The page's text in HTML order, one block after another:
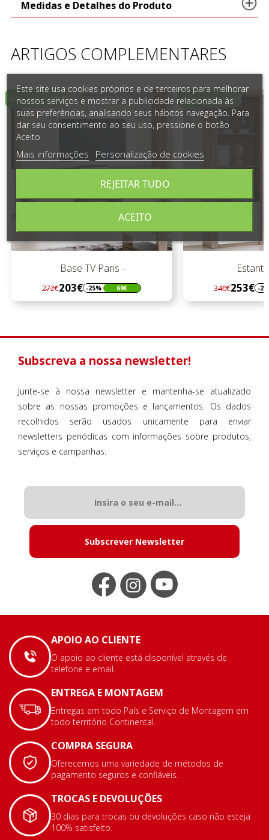
Medidas e Detalhes do Produto
ARTIGOS COMPLEMENTARES
Base TV Paris -
Regular
preço
272€203€
Preço -25% 69€
Regular
preço
340€253€
Preço -
Subscreva a nossa newsletter!
Junte-se à nossa newsletter e mantenha-se atualizado
sobre as nossas promoções e lançamentos. Os dados
recolhidos serão usados unicamente para enviar
newsletters periódicas com informações sobre produtos,
serviços e campanhas.
Subscrever Newsletter
APOIO AO CLIENTE
O apoio ao cliente está disponível através de
telefone e email.
ENTREGA E MONTAGEM
Entregas em todo País e Serviço de Montagem em
todo território Continental.
COMPRA SEGURA
Oferecemos uma variedade de métodos de
pagamento seguros e confiáveis.
TROCAS E DEVOLUÇÕES
30 dias para trocas ou devoluções caso não esteja
100% satisfeito.
Este site usa cookies próprios e de terceiros para melhorar
nossos serviços e mostrar a publicidade relacionada às
suas preferências, analisando seus hábitos navegação. Para
dar seu consentimento ao seu uso, pressione o botão
Aceito.
Mais informações Personalização de cookies
REJEITAR TUDO
ACEITO